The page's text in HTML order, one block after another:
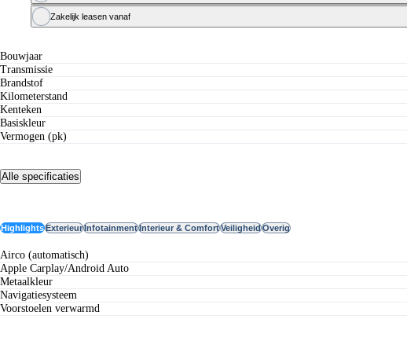
Zakelijk leasen vanaf
Specificaties
Bouwjaar
Transmissie
Brandstof
Kilometerstand
Kenteken
Basiskleur
Vermogen (pk)
Alle specificaties
HighlightsExterieurInfotainmentInterieur & ComfortVeiligheidOverig
airco (automatisch)
Apple Carplay/Android Auto
metaalkleur
navigatiesysteem
voorstoelen verwarmd